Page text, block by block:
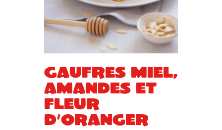
Gaufres miel,
amandes et
fleur
d’oranger